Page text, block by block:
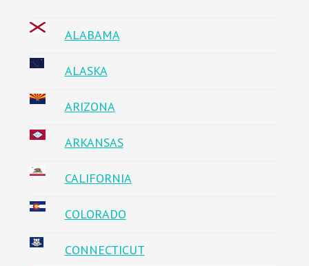
ALABAMA
ALASKA
ARIZONA
ARKANSAS
CALIFORNIA
COLORADO
CONNECTICUT